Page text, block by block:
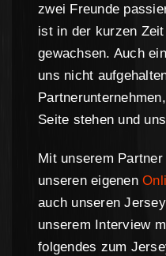
zwei Freunde
ist in der kurzen
gewachsen. Auch
uns nicht
Seite stehen und
Mit unserem
unseren eigenen
auch unseren
unserem Interview
folgendes zum